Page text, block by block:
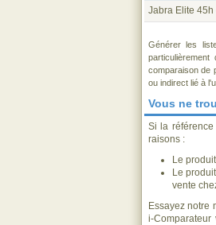
Jabra Elite 45h
Générer les
comparaison de
ou indirect lié à
Vous ne
Si la
raisons :
Le
Le
vente
Essayez notre
i-